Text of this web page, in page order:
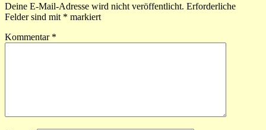
Deine E-Mail-Adresse wird nicht veröffentlicht. Erforderliche
Felder sind mit * markiert
Kommentar *